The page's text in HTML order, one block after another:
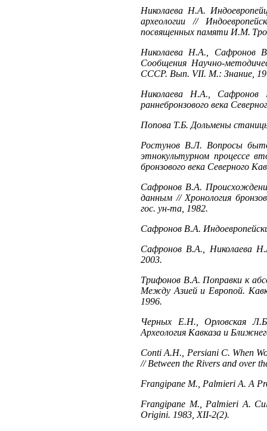
Николаева Н.А.
археологии //
посвященных памяти И.М.
Николаева Н.А., Сафронов
Сообщения Научно-
СССР. Вып. VII. М.: Знание,
Николаева Н.А., Сафронов
раннебронзового века
Попова Т.Б. Дольмены
Ростунов В.Л. Вопросы
этнокультурном процессе
бронзового века Северного
Сафронов В.А.
данным // Хронология
гос. ун-та, 1982.
Сафронов В.А.
Сафронов В.А., Николаева
2003.
Трифонов В.А. Поправки к
Между Азией и Европой.
1996.
Черных Е.Н., Орловская
Археология Кавказа и
Сonti A.H., Persiani C. When
// Between the Rivers and over
Frangipane М., Palmieri А. A
Frangipane М., Palmieri А.
Origini. 1983, XII-2(2).